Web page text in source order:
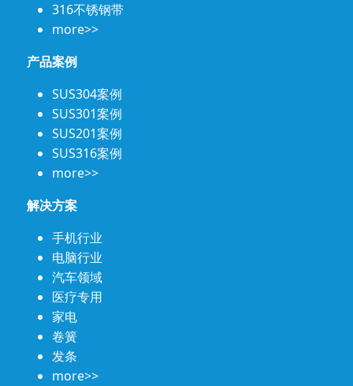
316不锈钢带
more>>
产品案例
SUS304案例
SUS301案例
SUS201案例
SUS316案例
more>>
解决方案
手机行业
电脑行业
汽车领域
医疗专用
家电
卷簧
发条
more>>